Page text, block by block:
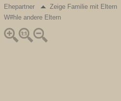
Ehepartner
Zeige Familie mit Eltern
W#hle andere Eltern